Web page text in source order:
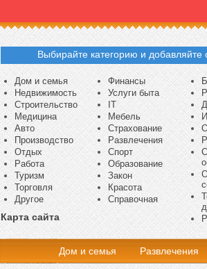
Выбирайте категорию и добавляйте
Дом и семья
Недвижимость
Строительство
Медицина
Авто
Производство
Отдых
Работа
Туризм
Торговля
Другое
Карта сайта
Финансы
Услуги быта
IT
Мебель
Страхование
Развлечения
Спорт
Образование
Закон
Красота
Справочная
Дом и семья Развлечения